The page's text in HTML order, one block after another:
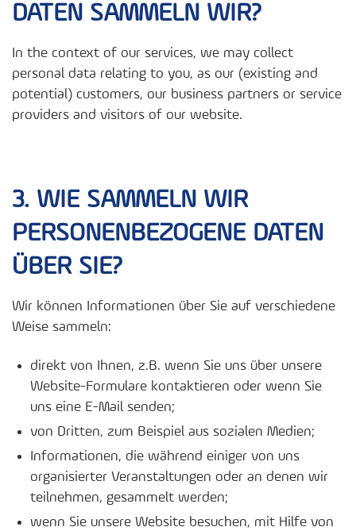
DATEN SAMMELN WIR?
In the context of our services, we may collect
personal data relating to you, as our (existing and
potential) customers, our business partners or service
providers and visitors of our website.
3. WIE SAMMELN WIR
PERSONENBEZOGENE DATEN
ÜBER SIE?
Wir können Informationen über Sie auf verschiedene
Weise sammeln:
direkt von Ihnen, z.B. wenn Sie uns über unsere
Website-Formulare kontaktieren oder wenn Sie
uns eine E-Mail senden;
von Dritten, zum Beispiel aus sozialen Medien;
Informationen, die während einiger von uns
organisierter Veranstaltungen oder an denen wir
teilnehmen, gesammelt werden;
wenn Sie unsere Website besuchen, mit Hilfe von